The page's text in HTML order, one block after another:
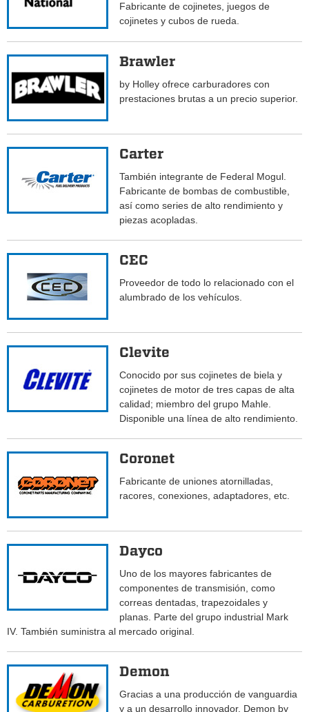
Fabricante de cojinetes, juegos de
cojinetes y cubos de rueda.
Brawler
by Holley ofrece carburadores con
prestaciones brutas a un precio superior.
Carter
También integrante de Federal Mogul.
Fabricante de bombas de combustible,
así como series de alto rendimiento y
piezas acopladas.
CEC
Proveedor de todo lo relacionado con el
alumbrado de los vehículos.
Clevite
Conocido por sus cojinetes de biela y
cojinetes de motor de tres capas de alta
calidad; miembro del grupo Mahle.
Disponible una línea de alto rendimiento.
Coronet
Fabricante de uniones atornilladas,
racores, conexiones, adaptadores, etc.
Dayco
Uno de los mayores fabricantes de
componentes de transmisión, como
correas dentadas, trapezoidales y
planas. Parte del grupo industrial Mark
IV. También suministra al mercado original.
Demon
Gracias a una producción de vanguardia
y a un desarrollo innovador, Demon by